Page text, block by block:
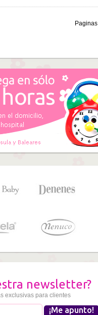
Paginas
newsletter?
exclusivas para clientes